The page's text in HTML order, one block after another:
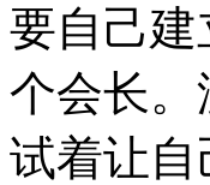
要自己
个会长
试着让